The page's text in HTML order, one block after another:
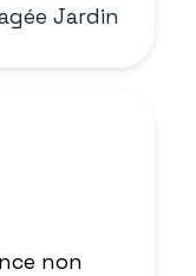
Jardin
non